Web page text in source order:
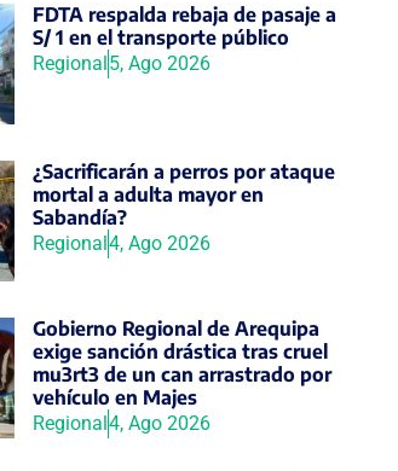
FDTA respalda rebaja de pasaje a
S/ 1 en el transporte público
Regional5, Ago 2026
¿Sacrificarán a perros por ataque
mortal a adulta mayor en
Sabandía?
Regional4, Ago 2026
Gobierno Regional de Arequipa
exige sanción drástica tras cruel
mu3rt3 de un can arrastrado por
vehículo en Majes
Regional4, Ago 2026